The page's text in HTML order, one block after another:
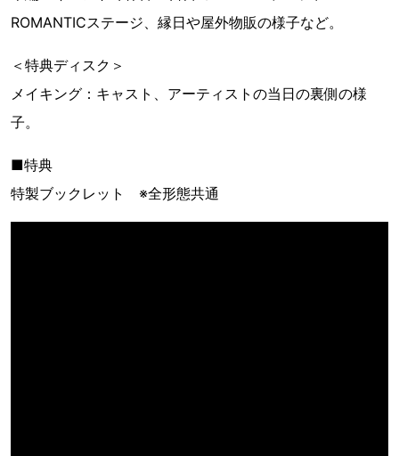
ROMANTICステージ、縁日や屋外物販の様子など。
＜特典ディスク＞
メイキング：キャスト、アーティストの当日の裏側の様
子。
■特典
特製ブックレット ※全形態共通